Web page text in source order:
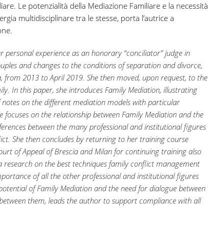
Le potenzialità della Mediazione Familiare e la necessità
multidisciplinare tra le stesse, porta l’autrice a
experience as an honorary “conciliator” judge in
and changes to the conditions of separation and divorce,
2013 to April 2019. She then moved, upon request, to the
In this paper, she introduces Family Mediation, illustrating
on the different mediation models with particular
focuses on the relationship between Family Mediation and the
between the many professional and institutional figures
She then concludes by returning to her training course
of Appeal of Brescia and Milan for continuing training also
on the best techniques family conflict management
of all the other professional and institutional figures
of Family Mediation and the need for dialogue between
them, leads the author to support compliance with all